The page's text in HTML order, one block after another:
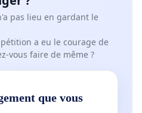
pas lieu en gardant le
a eu le courage de
vous faire de même ?
que vous